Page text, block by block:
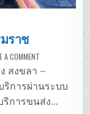
ราช
A COMMENT
ตู้
–
นครศรีธรรมราช
สงขลา –
การผ่านระบบ
ริการขนส่ง…